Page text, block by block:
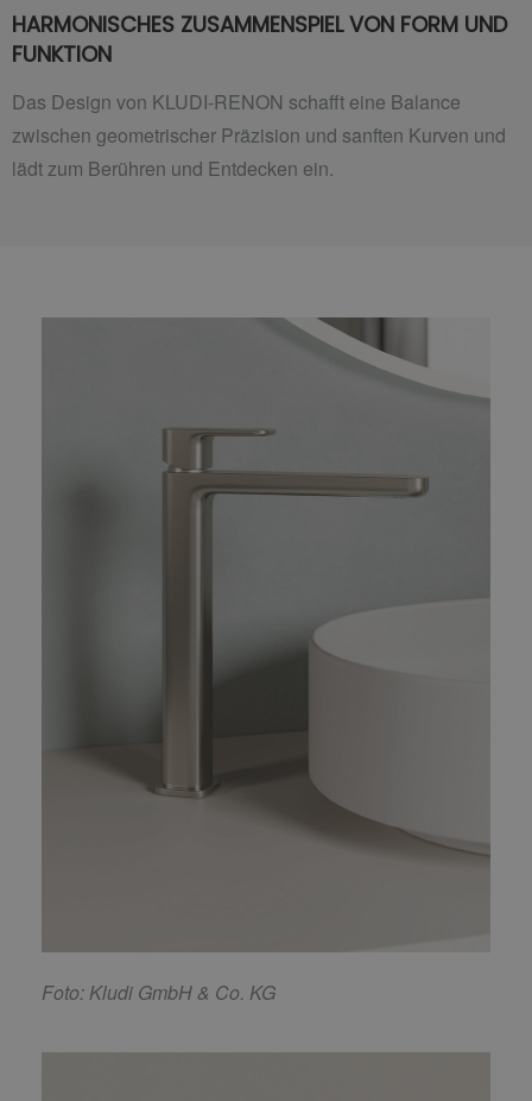
HARMONISCHES ZUSAMMENSPIEL VON FORM UND
FUNKTION
Das Design von KLUDI-RENON schafft eine Balance
zwischen geometrischer Präzision und sanften Kurven und
lädt zum Berühren und Entdecken ein.
Foto: Kludi GmbH & Co. KG